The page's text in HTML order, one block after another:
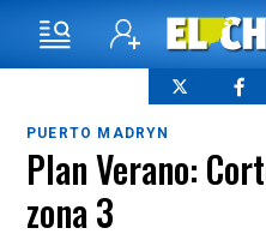
PUERTO MADRYN
Plan Verano:
zona 3